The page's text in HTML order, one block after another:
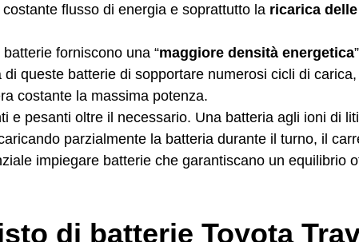
flusso di energia e soprattutto la ricarica
forniscono una “maggiore densità energetica
queste batterie di sopportare numerosi cicli di
costante la massima potenza.
e pesanti oltre il necessario. Una batteria agli ioni di
parzialmente la batteria durante il turno, il
impiegare batterie che garantiscano un equilibrio
di batterie Toyota